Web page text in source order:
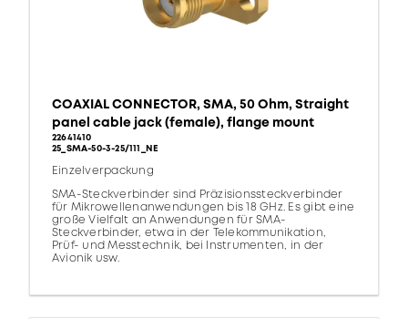
COAXIAL CONNECTOR, SMA, 50 Ohm, Straight
panel cable jack (female), flange mount
22641410
25_SMA-50-3-25/111_NE
Einzelverpackung
SMA-Steckverbinder sind Präzisionssteckverbinder
für Mikrowellenanwendungen bis 18 GHz. Es gibt eine
große Vielfalt an Anwendungen für SMA-
Steckverbinder, etwa in der Telekommunikation,
Prüf- und Messtechnik, bei Instrumenten, in der
Avionik usw.